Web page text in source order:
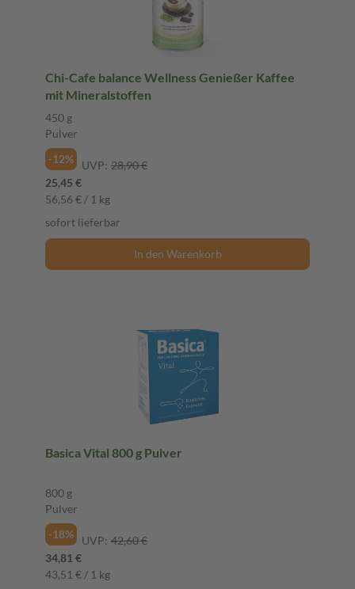
Chi-Cafe balance Wellness Genießer Kaffee
mit Mineralstoffen
450 g
Pulver
-12%
UVP: 28,90 €
25,45 €
56,56 € / 1 kg
sofort lieferbar
In den Warenkorb
Basica Vital 800 g Pulver
800 g
Pulver
-18%
UVP: 42,60 €
34,81 €
43,51 € / 1 kg